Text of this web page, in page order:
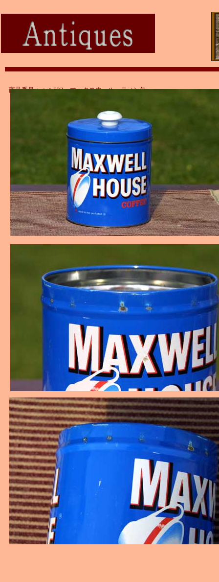
商品番号：ａｔ632 マックスウェル ティン缶